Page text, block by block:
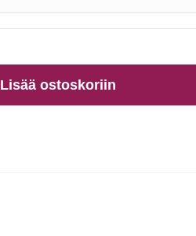
Lisää ostoskoriin